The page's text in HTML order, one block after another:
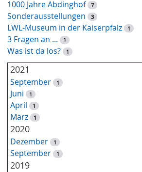
o
r
t
-
S
u
h
e
1000 Jahre Abdinghof 7
Sonderausstellungen 3
LWL-Museum in der Kaiserpfalz 1
3 Fragen an ... 1
Was ist da los? 1
2021
September 1
Juni 1
April 1
März 1
2020
Dezember 1
September 1
2019